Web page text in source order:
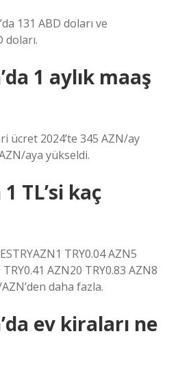
131 ABD doları ve
doları.
1 aylık maaş
ücret 2024’te 345 AZN/ay
aya yükseldi.
TL’si kaç
TRY0.04 AZN5
AZN20 TRY0.83 AZN8
daha fazla.
ev kiraları ne